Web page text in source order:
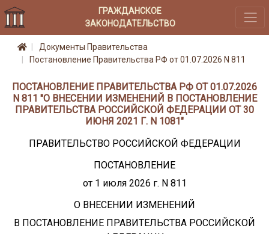
ГРАЖДАНСКОЕ
ЗАКОНОДАТЕЛЬСТВО
Документы Правительства
Постановление Правительства РФ от 01.07.2026 N 811
ПОСТАНОВЛЕНИЕ ПРАВИТЕЛЬСТВА РФ ОТ 01.07.2026
N 811 "О ВНЕСЕНИИ ИЗМЕНЕНИЙ В ПОСТАНОВЛЕНИЕ
ПРАВИТЕЛЬСТВА РОССИЙСКОЙ ФЕДЕРАЦИИ ОТ 30
ИЮНЯ 2021 Г. N 1081"
ПРАВИТЕЛЬСТВО РОССИЙСКОЙ ФЕДЕРАЦИИ
ПОСТАНОВЛЕНИЕ
от 1 июля 2026 г. N 811
О ВНЕСЕНИИ ИЗМЕНЕНИЙ
В ПОСТАНОВЛЕНИЕ ПРАВИТЕЛЬСТВА РОССИЙСКОЙ